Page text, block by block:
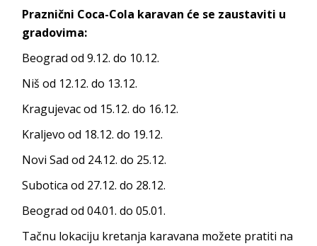
Praznični Coca-Cola karavan će se zaustaviti u
gradovima:
Beograd od 9.12. do 10.12.
Niš od 12.12. do 13.12.
Kragujevac od 15.12. do 16.12.
Kraljevo od 18.12. do 19.12.
Novi Sad od 24.12. do 25.12.
Subotica od 27.12. do 28.12.
Beograd od 04.01. do 05.01.
Tačnu lokaciju kretanja karavana možete pratiti na